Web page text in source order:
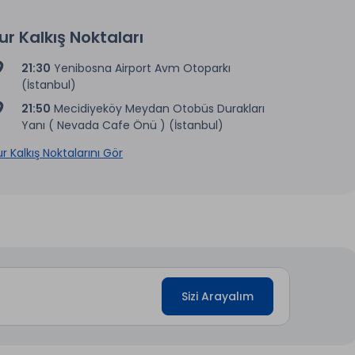
Kalkış Noktaları
21:30 Yenibosna Airport Avm Otoparkı
(İstanbul)
21:50 Mecidiyeköy Meydan Otobüs Durakları
Yanı ( Nevada Cafe Önü ) (İstanbul)
Kalkış Noktalarını Gör
Sizi Arayalım